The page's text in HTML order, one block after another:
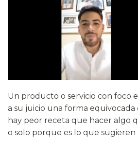
Un producto o servicio con foco
a su juicio una forma equivocada
hay peor receta que hacer algo
o solo porque es lo que sugieren